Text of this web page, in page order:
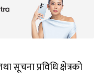
सूचना प्रविधि क्षेत्रको